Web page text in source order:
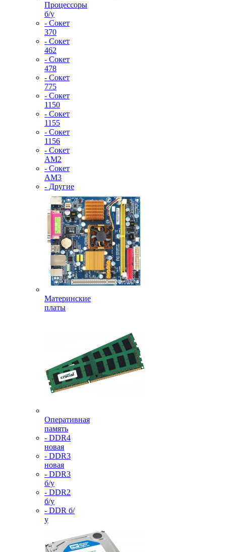
Процессоры
б/у
- Сокет
370
- Сокет
462
- Сокет
478
- Сокет
775
- Сокет
1150
- Сокет
1155
- Сокет
1156
- Сокет
AM2
- Сокет
AM3
- Другие
Материнские
платы
Оперативная
память
- DDR4
новая
- DDR3
новая
- DDR3
б/у
- DDR2
б/у
- DDR б/
у